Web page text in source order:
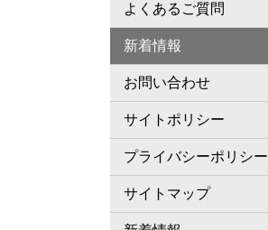
よくあるご質問
新着情報
お問い合わせ
サイトポリシー
プライバシーポリシー
サイトマップ